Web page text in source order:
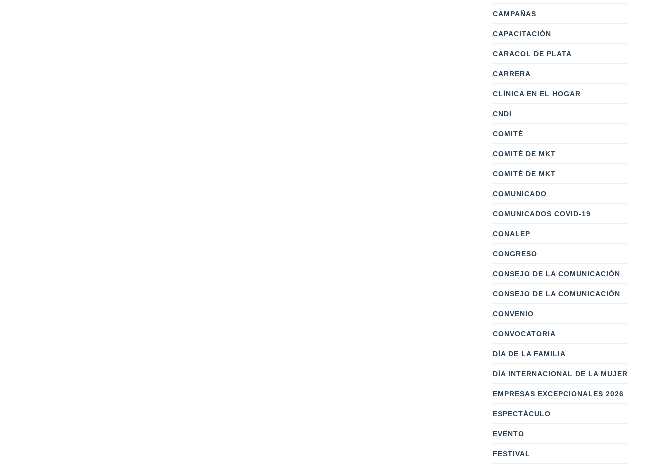
CAMPAÑAS
CAPACITACIÓN
CARACOL DE PLATA
CARRERA
CLÍNICA EN EL HOGAR
CNDI
COMITÉ
COMITÉ DE MKT
COMITÉ DE MKT
COMUNICADO
COMUNICADOS COVID-19
CONALEP
CONGRESO
CONSEJO DE LA COMUNICACIÓN
CONSEJO DE LA COMUNICACIÓN
CONVENIO
CONVOCATORIA
DÍA DE LA FAMILIA
DÍA INTERNACIONAL DE LA MUJER
EMPRESAS EXCEPCIONALES 2026
ESPECTÁCULO
EVENTO
FESTIVAL